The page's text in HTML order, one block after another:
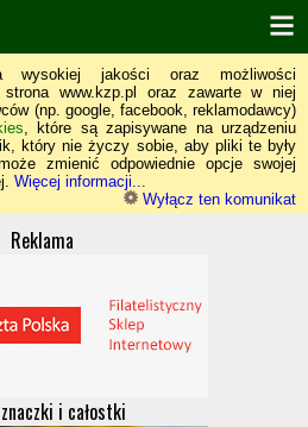
wysokiej jakości oraz możliwości
strona www.kzp.pl oraz zawarte w niej
(np. google, facebook, reklamodawcy)
, które są zapisywane na urządzeniu
który nie życzy sobie, aby pliki te były
zmienić odpowiednie opcje swojej
Więcej informacji...
Wyłącz ten komunikat
Reklama
i całostki